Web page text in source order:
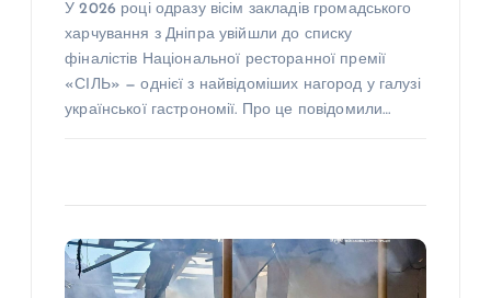
У 2026 році одразу вісім закладів громадського
харчування з Дніпра увійшли до списку
фіналістів Національної ресторанної премії
«СІЛЬ» — однієї з найвідоміших нагород у галузі
української гастрономії. Про це повідомили…